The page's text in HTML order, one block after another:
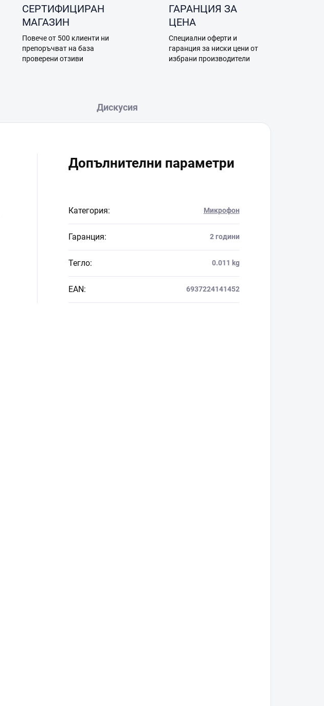
СЕРТИФИЦИРАН
МАГАЗИН
Повече от 500 клиенти ни
препоръчват на база
проверени отзиви
ГАРАНЦИЯ ЗА
ЦЕНА
Специални оферти и
гаранция за ниски цени от
избрани производители
Дискусия
Допълнителни параметри
Категория: Микрофон
Гаранция: 2 години
Тегло: 0.011 kg
EAN: 6937224141452